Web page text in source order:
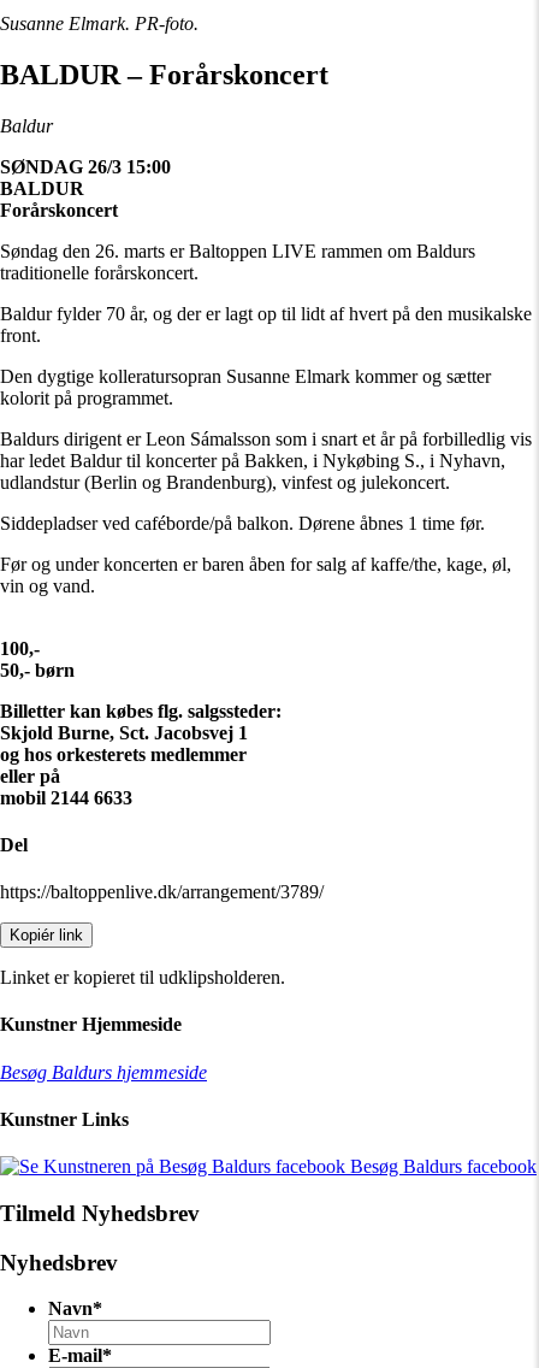
Susanne Elmark. PR-foto.
BALDUR – Forårskoncert
Baldur
SØNDAG 26/3 15:00
BALDUR
Forårskoncert
Søndag den 26. marts er Baltoppen LIVE rammen om Baldurs
traditionelle forårskoncert.
Baldur fylder 70 år, og der er lagt op til lidt af hvert på den musikalske
front.
Den dygtige kolleratursopran Susanne Elmark kommer og sætter
kolorit på programmet.
Baldurs dirigent er Leon Sámalsson som i snart et år på forbilledlig vis
har ledet Baldur til koncerter på Bakken, i Nykøbing S., i Nyhavn,
udlandstur (Berlin og Brandenburg), vinfest og julekoncert.
Siddepladser ved caféborde/på balkon. Dørene åbnes 1 time før.
Før og under koncerten er baren åben for salg af kaffe/the, kage, øl,
vin og vand.
100,-
50,- børn
Billetter kan købes flg. salgssteder:
Skjold Burne, Sct. Jacobsvej 1
og hos orkesterets medlemmer
eller på
mobil 2144 6633
Del
https://baltoppenlive.dk/arrangement/3789/
Kopiér link
Linket er kopieret til udklipsholderen.
Kunstner Hjemmeside
Besøg Baldurs hjemmeside
Kunstner Links
Besøg Baldurs facebook
Tilmeld Nyhedsbrev
Nyhedsbrev
Navn*
E-mail*